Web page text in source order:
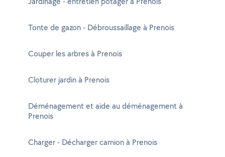
Tonte de gazon - Débroussaillage à Prenois
Couper les arbres à Prenois
Cloturer jardin à Prenois
Déménagement et aide au déménagement à
Prenois
Charger - Décharger camion à Prenois